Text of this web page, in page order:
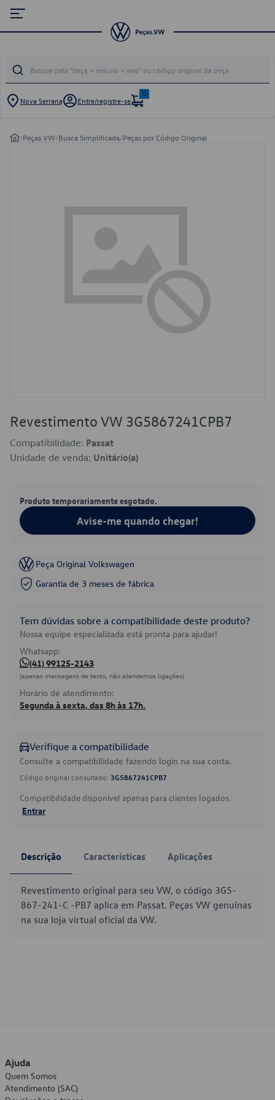
Nova Serrana Entre/registre-se
0
/Peças VW/Busca Simplificada/Peças por Código Original
Revestimento VW 3G5867241CPB7
Compatibilidade: Passat
Unidade de venda: Unitário(a)
Produto temporariamente esgotado.
Avise-me quando chegar!
Peça Original Volkswagen
Garantia de 3 meses de fábrica
Tem dúvidas sobre a compatibilidade deste produto?
Nossa equipe especializada está pronta para ajudar!
Whatsapp:
(41) 99125-2143
(apenas mensagens de texto, não atendemos ligações)
Horário de atendimento:
Segunda à sexta, das 8h às 17h.
Verifique a compatibilidade
Consulte a compatibilidade fazendo login na sua conta.
Código original consultado: 3G5867241CPB7
Compatibilidade disponível apenas para clientes logados.
Entrar
Descrição Características Aplicações
Revestimento original para seu VW, o código 3G5-
867-241-C -PB7 aplica em Passat. Peças VW genuínas
na sua loja virtual oficial da VW.
Ajuda
Quem Somos
Atendimento (SAC)